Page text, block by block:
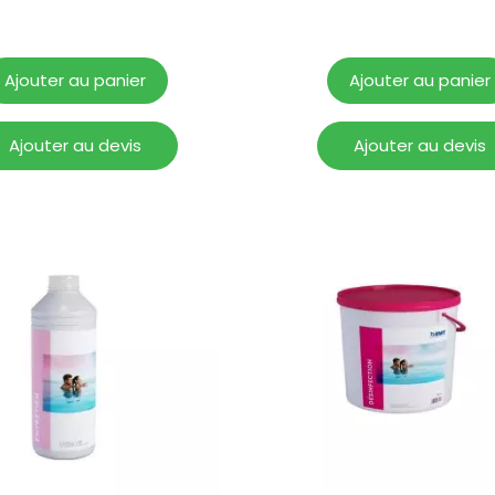
Ajouter au panier
Ajouter au devis
Ajouter au panier
Ajouter au devis